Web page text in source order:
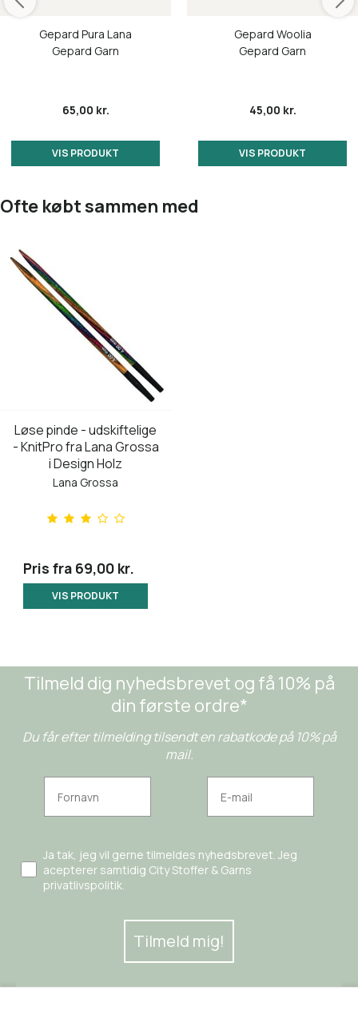
Gepard Pura Lana
Gepard Garn
65,00 kr.
VIS PRODUKT
Gepard Woolia
Gepard Garn
45,00 kr.
VIS PRODUKT
Ofte købt sammen med
Løse pinde - udskiftelige
- KnitPro fra Lana Grossa
i Design Holz
Lana Grossa
Pris fra 69,00 kr.
VIS PRODUKT
Tilmeld dig nyhedsbrevet og få 10% på
din første ordre*
Du får efter tilmelding tilsendt en rabatkode på 10% på
mail.
Ja tak, jeg vil gerne tilmeldes nyhedsbrevet. Jeg
acepterer samtidig City Stoffer & Garns
privatlivspolitik.
Tilmeld mig!